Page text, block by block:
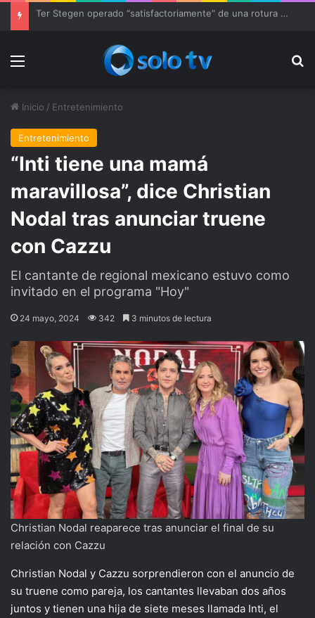
Ter Stegen operado “satisfactoriamente” de una rotura completa del tendón rotuliano
Menu
Inicio / Entretenimiento
Entretenimiento
“Inti tiene una mamá
maravillosa”, dice Christian
Nodal tras anunciar truene
con Cazzu
El cantante de regional mexicano estuvo como
invitado en el programa "Hoy"
24 mayo, 2024 342 3 minutos de lectura
Christian Nodal reaparece tras anunciar el final de su
relación con Cazzu
Christian Nodal y Cazzu sorprendieron con el anuncio de
su truene como pareja, los cantantes llevaban dos años
juntos y tienen una hija de siete meses llamada Inti, el